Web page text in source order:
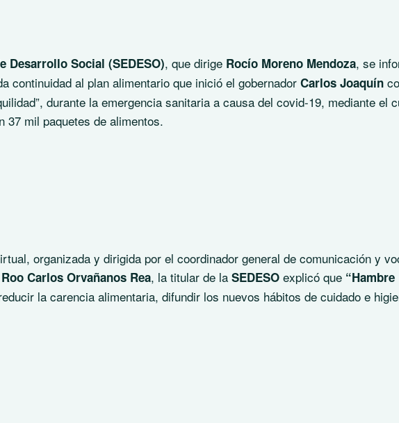
Desarrollo Social (SEDESO), que dirige Rocío Moreno Mendoza, se
continuidad al plan alimentario que inició el gobernador Carlos Joaquín
durante la emergencia sanitaria a causa del covid-19, mediante el
37 mil paquetes de alimentos.
organizada y dirigida por el coordinador general de comunicación y
Carlos Orvañanos Rea, la titular de la SEDESO explicó que “Hambre
la carencia alimentaria, difundir los nuevos hábitos de cuidado e